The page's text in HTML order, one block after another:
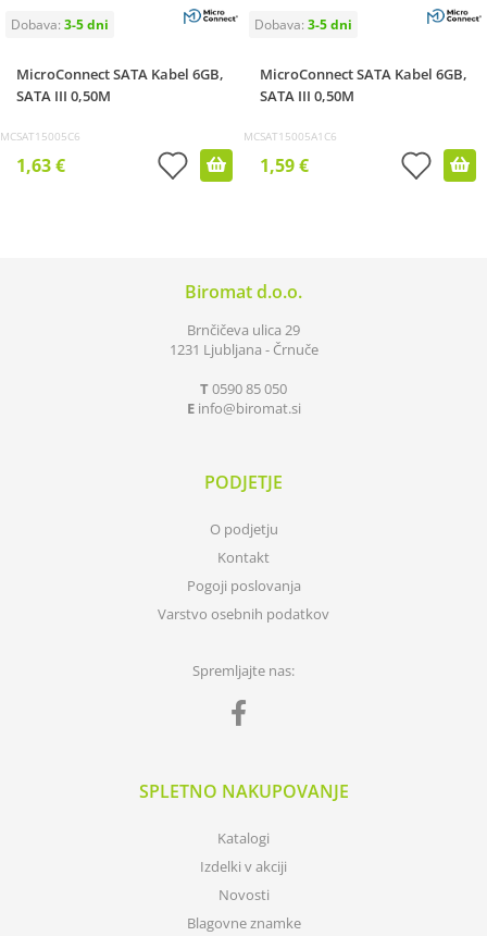
MicroConnect SATA Kabel 6GB,
SATA III 0,50M
MCSAT15005C6
1,63 €
MicroConnect SATA Kabel 6GB,
SATA III 0,50M
MCSAT15005A1C6
1,59 €
Biromat d.o.o.
Brnčičeva ulica 29
1231 Ljubljana - Črnuče
T0590 85 050
E info biromat.si
PODJETJE
O podjetju
Kontakt
Pogoji poslovanja
Varstvo osebnih podatkov
Spremljajte nas:
SPLETNO NAKUPOVANJE
Katalogi
Izdelki v akciji
Novosti
Blagovne znamke